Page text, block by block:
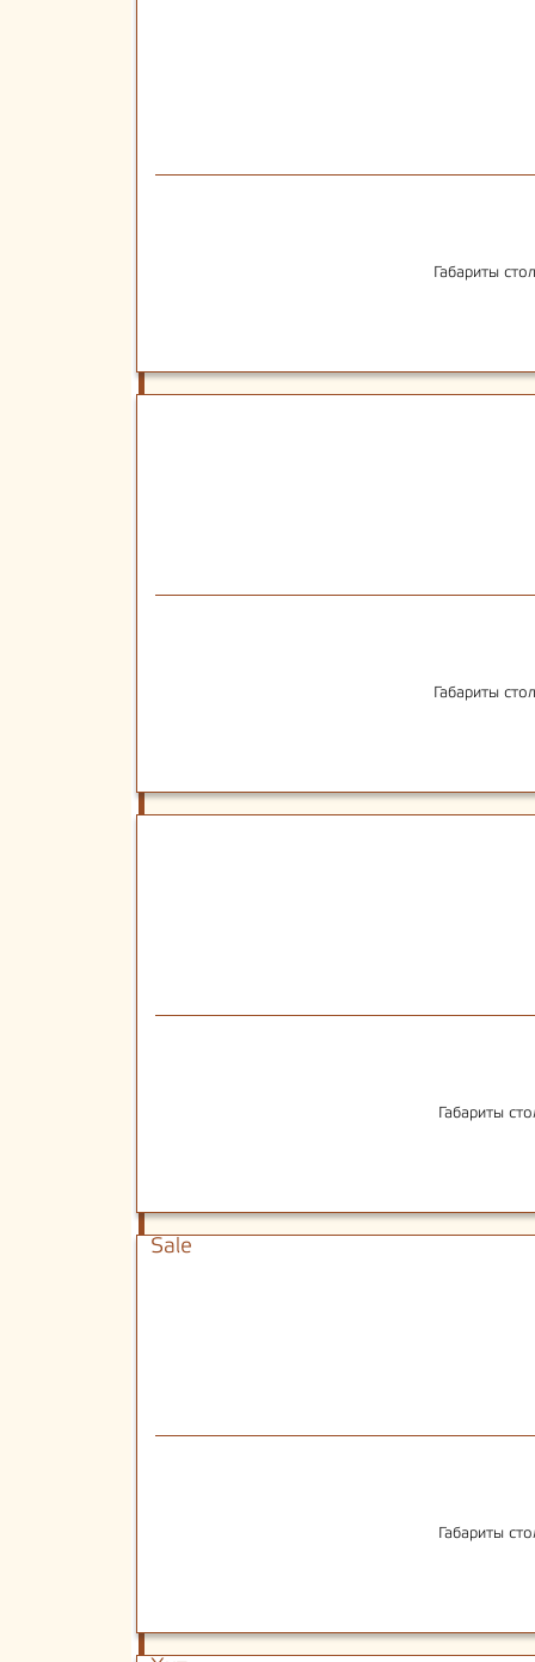
Габариты
Габариты
Габариты
Sale
Габариты